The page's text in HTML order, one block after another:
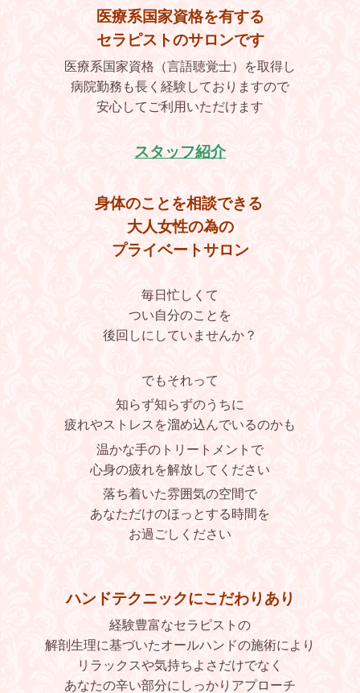
医療系国家資格を有する
セラピストのサロンです
医療系国家資格（言語聴覚士）を取得し
病院勤務も長く経験しておりますので
安心してご利用いただけます
スタッフ紹介
身体のことを相談できる
大人女性の為の
プライベートサロン
毎日忙しくて
つい自分のことを
後回しにしていませんか？
でもそれって
知らず知らずのうちに
疲れやストレスを溜め込んでいるのかも
温かな手のトリートメントで
心身の疲れを解放してください
落ち着いた雰囲気の空間で
あなただけのほっとする時間を
お過ごしください
ハンドテクニックにこだわりあり
経験豊富なセラピストの
解剖生理に基づいたオールハンドの施術により
リラックスや気持ちよさだけでなく
あなたの辛い部分にしっかりアプローチ